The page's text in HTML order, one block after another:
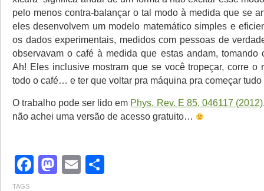
pelo menos contra-balançar o tal modo à medida que se
eles desenvolvem um modelo matemático simples e
os dados experimentais, medidos com pessoas de
observavam o café à medida que estas andam, tomando
Ah! Eles inclusive mostram que se você tropeçar, corre o
todo o café… e ter que voltar pra máquina pra começar
O trabalho pode ser lido em Phys. Rev. E 85, 046117 (2012)
não achei uma versão de acesso gratuito…
Facebook
Mastodon
Email
TAGS